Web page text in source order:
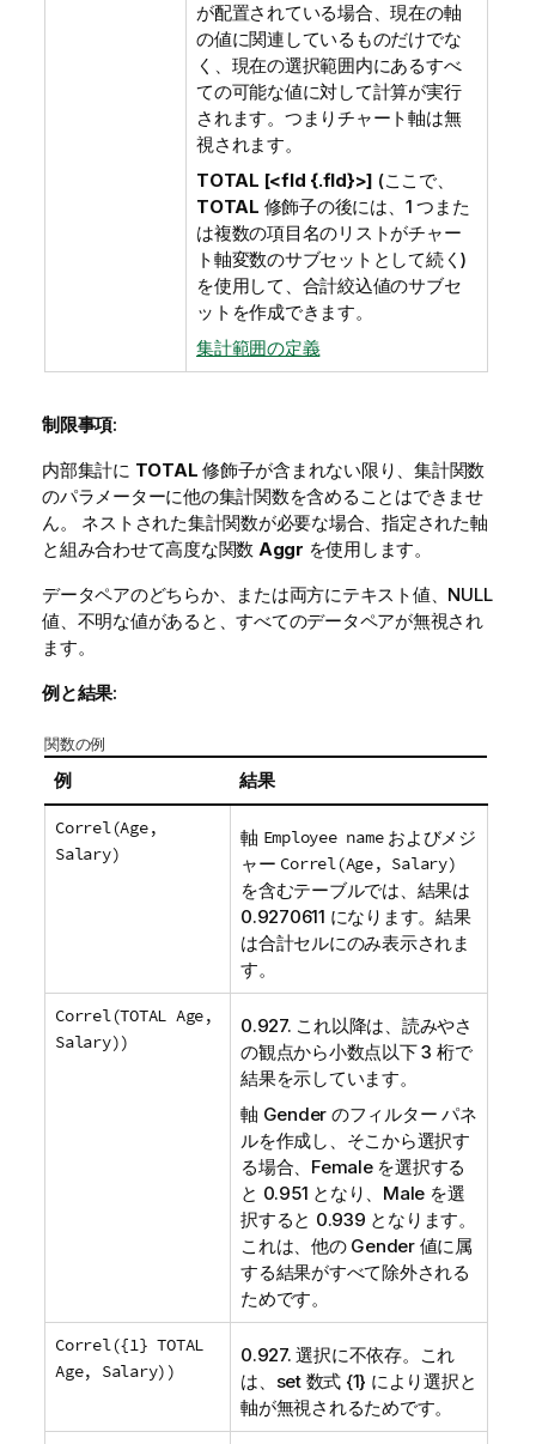
が配置されている場合、現在の軸
の値に関連しているものだけでな
く、現在の選択範囲内にあるすべ
ての可能な値に対して計算が実行
されます。つまりチャート軸は無
視されます。
TOTAL [<fld {.fld}>] (ここで、
TOTAL 修飾子の後には、1 つまた
は複数の項目名のリストがチャー
ト軸変数のサブセットとして続く)
を使用して、合計絞込値のサブセ
ットを作成できます。
集計範囲の定義
制限事項:
内部集計に TOTAL 修飾子が含まれない限り、集計関数
のパラメーターに他の集計関数を含めることはできませ
ん。 ネストされた集計関数が必要な場合、指定された軸
と組み合わせて高度な関数 Aggr を使用します。
データペアのどちらか、または両方にテキスト値、 NULL
値、不明な値があると、すべてのデータペアが無視され
ます。
例と結果:
関数の例
例 結果
Correl(Age,
Salary)
軸 Employee nameおよびメジ
ャー Correl(Age, Salary)
を含むテーブルでは、結果は
0.9270611 になります。結果
は合計セルにのみ表示されま
す。
Correl(TOTAL Age,
Salary))
0.927. これ以降は、読みやさ
の観点から小数点以下 3 桁で
結果を示しています。
軸 Gender のフィルター パネ
ルを作成し、そこから選択す
る場合、 Femaleを選択する
と 0.951 となり、 Male を選
択すると 0.939 となります。
これは、他の Gender値に属
する結果がすべて除外される
ためです。
Correl({1} TOTAL
Age, Salary))
0.927. 選択に不依存。これ
は、set 数式 {1} により選択と
軸が無視されるためです。